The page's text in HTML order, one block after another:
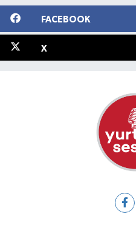
FACEBOOK
X